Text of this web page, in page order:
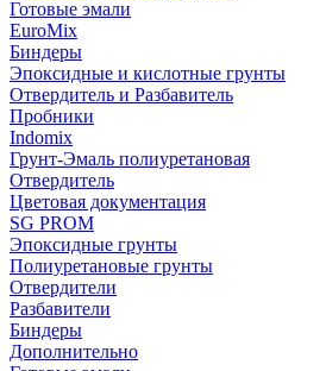
Готовые эмали
EuroMix
Биндеры
Эпоксидные и кислотные грунты
Отвердитель и Разбавитель
Пробники
Indomix
Грунт-Эмаль полиуретановая
Отвердитель
Цветовая документация
SG PROM
Эпоксидные грунты
Полиуретановые грунты
Отвердители
Разбавители
Биндеры
Дополнительно